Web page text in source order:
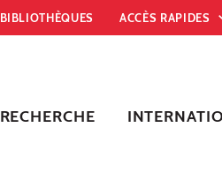
BIBLIOTHÈQUES ACCÈS RAPIDES
RECHERCHE